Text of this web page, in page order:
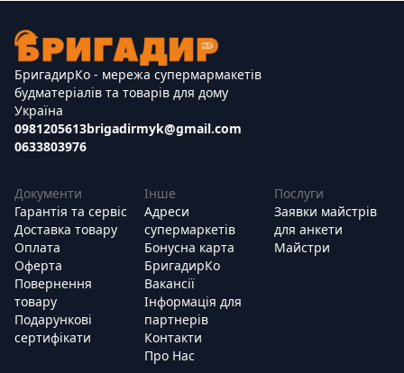
БригадирКо - мережа супермармакетів
будматеріалів та товарів для дому
Україна
0981205613
0633803976
brigadirmyk@gmail.com
Документи
Гарантія та сервіс
Доставка товару
Оплата
Оферта
Повернення
товару
Подарункові
сертифікати
Інше
Адреси
супермаркетів
Бонусна карта
БригадирКо
Вакансії
Інформація для
партнерів
Контакти
Про Нас
Послуги
Заявки майстрів
для анкети
Майстри